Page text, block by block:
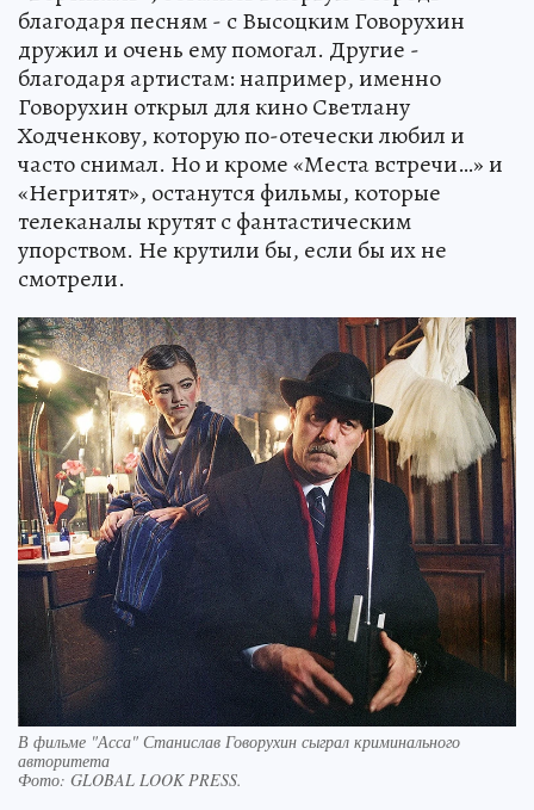
благодаря песням - с Высоцким Говорухин
дружил и очень ему помогал. Другие -
благодаря артистам: например, именно
Говорухин открыл для кино Светлану
Ходченкову, которую по-отечески любил и
часто снимал. Но и кроме «Места встречи…» и
«Негритят», останутся фильмы, которые
телеканалы крутят с фантастическим
упорством. Не крутили бы, если бы их не
смотрели.
В фильме "Асса" Станислав Говорухин сыграл криминального
авторитета
Фото: GLOBAL LOOK PRESS.